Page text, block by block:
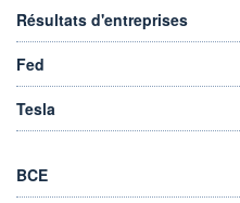
Résultats d'entreprises
Fed
Tesla
BCE